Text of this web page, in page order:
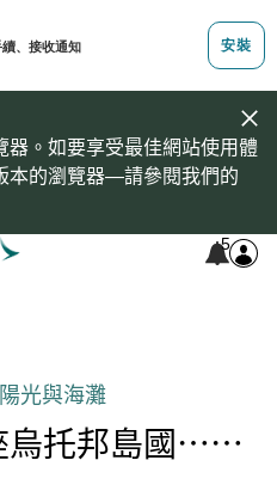
器。如要享受最佳網站使用體
本的瀏覽器—請參閱我們的
5
陽光與海灘
烏托邦島國⋯⋯